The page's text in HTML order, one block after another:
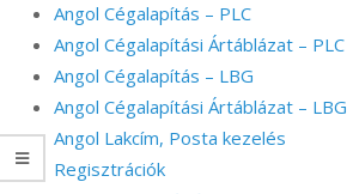
Angol Cégalapítás – PLC
Angol Cégalapítási Ártáblázat – PLC
Angol Cégalapítás – LBG
Angol Cégalapítási Ártáblázat – LBG
Angol Lakcím, Posta kezelés
Regisztrációk